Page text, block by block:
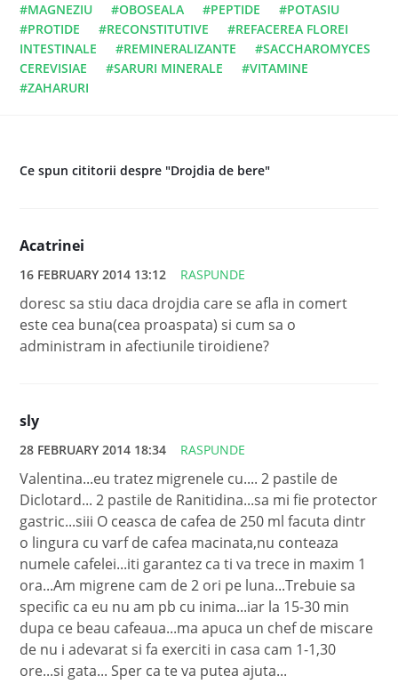
#MAGNEZIU
#OBOSEALA #PEPTIDE
#POTASIU
#PROTIDE
#RECONSTITUTIVE
#REFACEREA FLOREI
INTESTINALE
#REMINERALIZANTE
#SACCHAROMYCES
CEREVISIAE
#SARURI MINERALE
#VITAMINE
#ZAHARURI
Ce spun cititorii despre "Drojdia de bere"
Acatrinei
16 FEBRUARY 2014 13:12 RASPUNDE
doresc sa stiu daca drojdia care se afla in comert
este cea buna(cea proaspata) si cum sa o
administram in afectiunile tiroidiene?
sly
28 FEBRUARY 2014 18:34 RASPUNDE
Valentina...eu tratez migrenele cu.... 2 pastile de
Diclotard... 2 pastile de Ranitidina...sa mi fie protector
gastric...siii O ceasca de cafea de 250 ml facuta dintr
o lingura cu varf de cafea macinata,nu conteaza
numele cafelei...iti garantez ca ti va trece in maxim 1
ora...Am migrene cam de 2 ori pe luna...Trebuie sa
specific ca eu nu am pb cu inima...iar la 15-30 min
dupa ce beau cafeaua...ma apuca un chef de miscare
de nu i adevarat si fa exerciti in casa cam 1-1,30
ore...si gata... Sper ca te va putea ajuta...